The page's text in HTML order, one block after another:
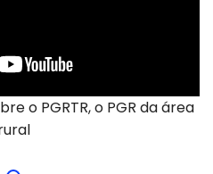
o PGRTR, o PGR da área